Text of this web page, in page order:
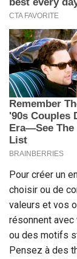
Pour créer un
choisir ou de
valeurs et vos
résonnent
ou des motifs
Pensez à des